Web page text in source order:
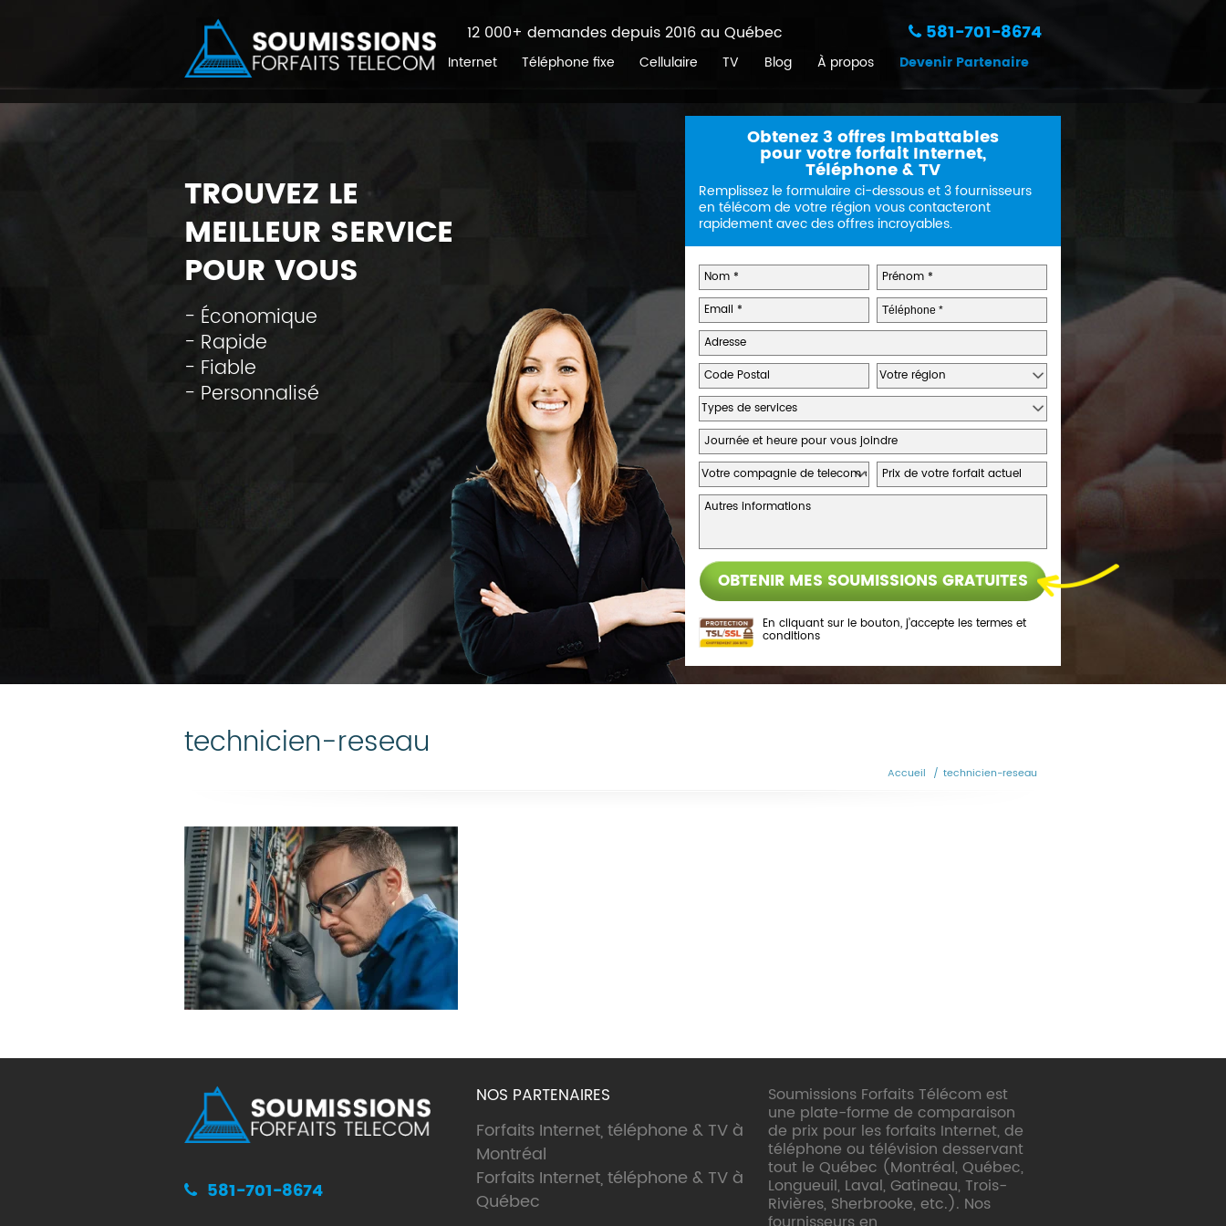
12 000+ demandes depuis 2016 au Québec 581-701-8674
Internet Téléphone fixe Cellulaire TV Blog À propos Devenir Partenaire
TROUVEZ LE
MEILLEUR SERVICE
POUR VOUS
- Économique
- Rapide
- Fiable
- Personnalisé
Obtenez 3 offres Imbattables
pour votre forfait Internet,
Téléphone & TV
Remplissez le formulaire ci-dessous et 3 fournisseurs
en télécom de votre région vous contacteront
rapidement avec des offres incroyables.
En cliquant sur le bouton, j’accepte les termes et
conditions
technicien-reseau
Accueil / technicien-reseau
581-701-8674
NOS PARTENAIRES
Forfaits Internet, téléphone & TV à
Montréal
Forfaits Internet, téléphone & TV à
Québec
Soumissions Forfaits Télécom est
une plate-forme de comparaison
de prix pour les forfaits Internet, de
téléphone ou télévision desservant
tout le Québec (Montréal, Québec,
Longueuil, Laval, Gatineau, Trois-
Rivières, Sherbrooke, etc.). Nos